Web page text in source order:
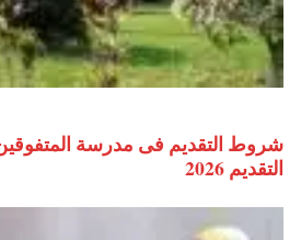
شروط التقديم فى مدرسة
التقديم 2026